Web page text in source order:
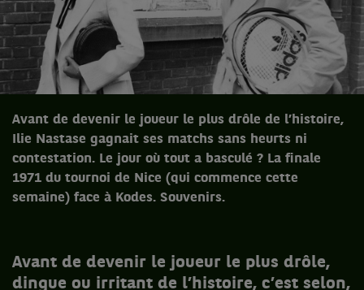
Avant de devenir le joueur le plus drôle de l’histoire,
Ilie Nastase gagnait ses matchs sans heurts ni
contestation. Le jour où tout a basculé ? La finale
1971 du tournoi de Nice (qui commence cette
semaine) face à Kodes. Souvenirs.
Avant de devenir le joueur le plus drôle,
dingue ou irritant de l’histoire, c’est selon,